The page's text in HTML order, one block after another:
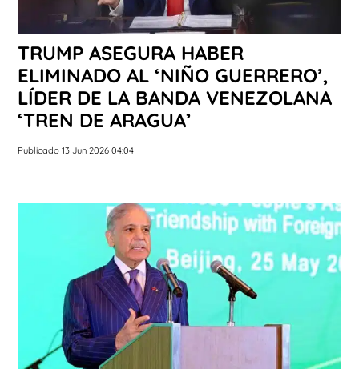
TRUMP ASEGURA HABER
ELIMINADO AL ‘NIÑO GUERRERO’,
LÍDER DE LA BANDA VENEZOLANA
‘TREN DE ARAGUA’
Publicado 13 Jun 2026 04:04